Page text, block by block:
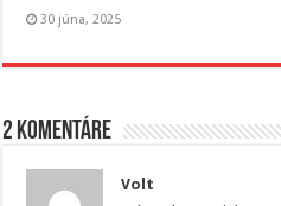
30 júna, 2025
2 komentáre
Volt